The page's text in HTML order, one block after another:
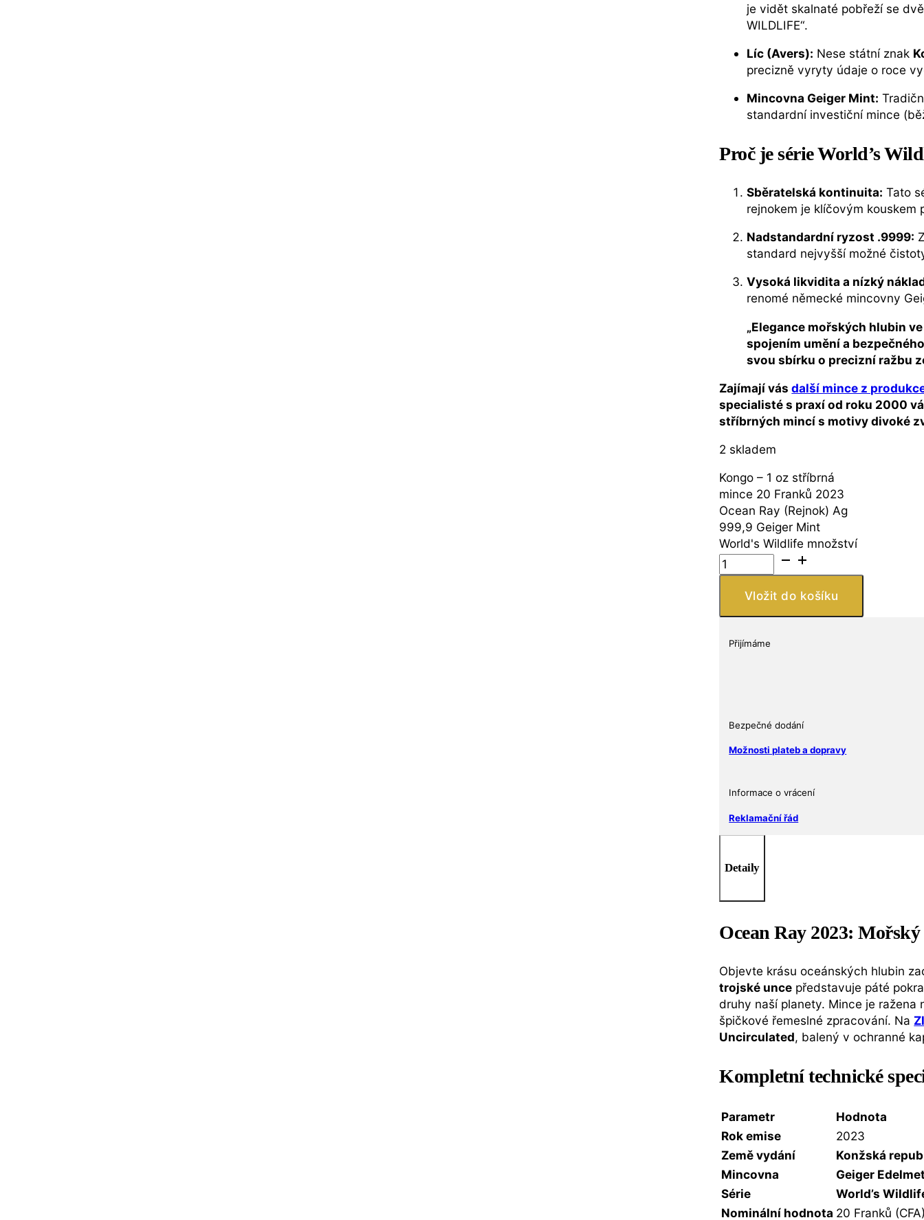
je vidět skalnaté pobřeží se
WILDLIFE“.
Líc (Avers): Nese státní znak
precizně vyryty údaje o roce
Mincovna Geiger Mint:
standardní investiční mince
Proč je série World’s
Sběratelská kontinuita: Tato
rejnokem je klíčovým kouskem
Nadstandardní ryzost .9999:
standard nejvyšší možné
Vysoká likvidita a nízký
renomé německé mincovny
„Elegance mořských hlubin
spojením umění a
svou sbírku o precizní ražbu
Zajímají vásdalší mince z
specialisté s praxí od roku 2000
stříbrných mincí s motivy divoké
2 skladem
Kongo – 1 oz stříbrná
mince 20 Franků 2023
Ocean Ray (Rejnok) Ag
999,9 Geiger Mint
World's Wildlife množství
Vložit do košíku
Přijímáme
Bezpečné dodání
Možnosti plateb a dopravy
Informace o vrácení
Reklamační řád
Detaily
Ocean Ray 2023:
Objevte krásu oceánských hlubin
trojské unce představuje páté
druhy naší planety. Mince je
špičkové řemeslné zpracování. Na
Uncirculated, balený v ochranné
Kompletní technické
Parametr
Hodnota
Rok emise
2023
Země vydání
Konžská
Mincovna
Geiger
Série
World’s
Nominální hodnota 20 Franků